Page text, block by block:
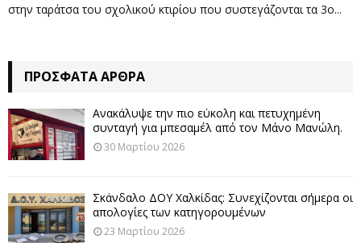
στην ταράτσα του σχολικού κτιρίου που συστεγάζονται τα 3ο...
ΠΡΌΣΦΑΤΑ ΆΡΘΡΑ
Ανακάλυψε την πιο εύκολη και πετυχημένη
συνταγή για μπεσαμέλ από τον Μάνο Μανώλη.
30 Μαρτίου 2026
Σκάνδαλο ΔΟΥ Χαλκίδας: Συνεχίζονται σήμερα οι
απολογίες των κατηγορουμένων
23 Μαρτίου 2026